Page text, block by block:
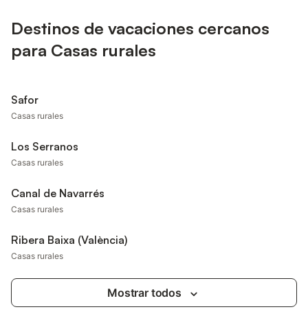
Destinos de vacaciones cercanos
para Casas rurales
Safor
Casas rurales
Los Serranos
Casas rurales
Canal de Navarrés
Casas rurales
Ribera Baixa (València)
Casas rurales
Mostrar todos